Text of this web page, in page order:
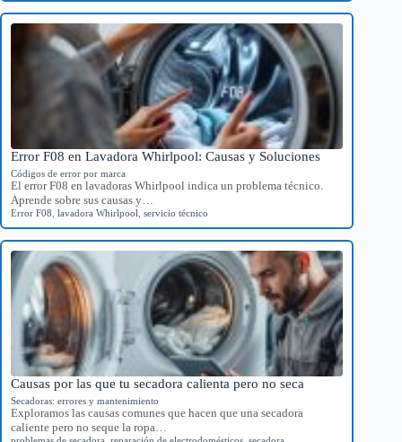
Error F08 en Lavadora Whirlpool: Causas y Soluciones
Códigos de error por marca
El error F08 en lavadoras Whirlpool indica un problema técnico.
Aprende sobre sus causas y…
Error F08 lavadora Whirlpool servicio técnico
Causas por las que tu secadora calienta pero no seca
Secadoras: errores y mantenimiento
Exploramos las causas comunes que hacen que una secadora
caliente pero no seque la ropa…